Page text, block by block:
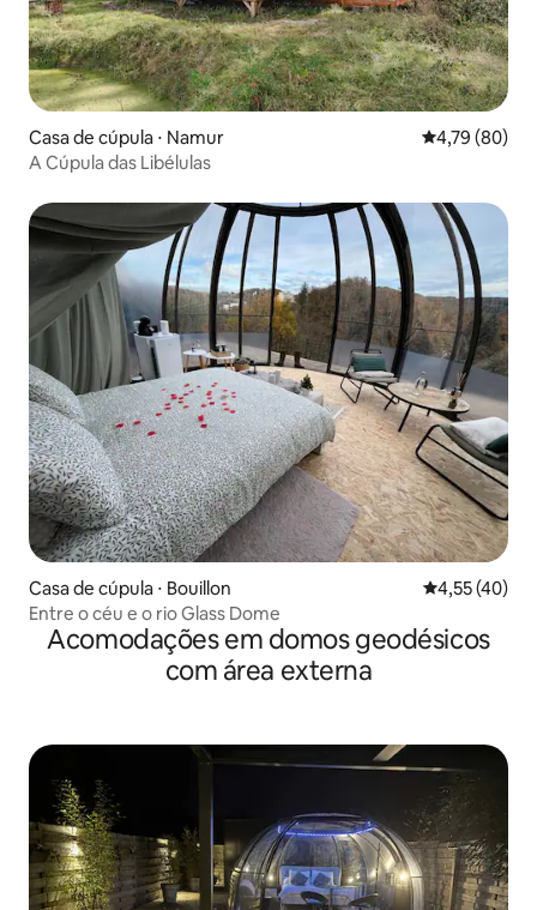
Casa de cúpula ⋅ Namur 4,79 de uma
4,79 (80)
A Cúpula das Libélulas
Casa de cúpula ⋅ Bouillon 4,55 de uma
4,55 (40)
Entre o céu e o rio Glass Dome
Acomodações em domos geodésicos
com área externa